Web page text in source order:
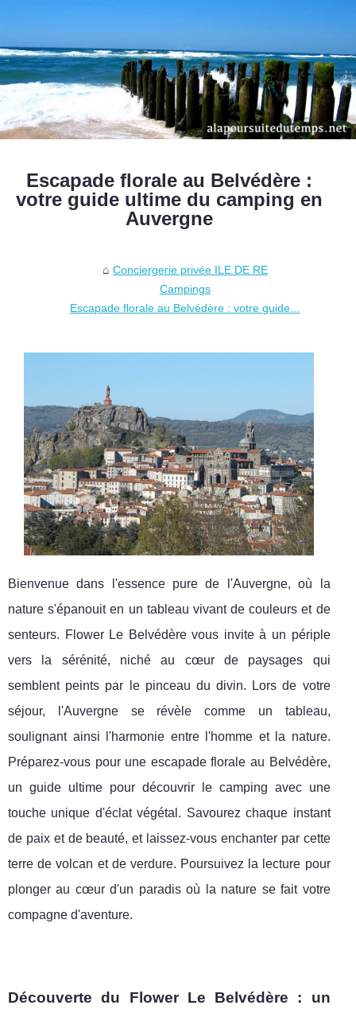
Escapade florale au Belvédère :
votre guide ultime du camping en
Auvergne
Conciergerie privée ILE DE RE
Campings
Escapade florale au Belvédère : votre guide...
Bienvenue dans l'essence pure de l'Auvergne, où la
nature s'épanouit en un tableau vivant de couleurs et de
senteurs. Flower Le Belvédère vous invite à un périple
vers la sérénité, niché au cœur de paysages qui
semblent peints par le pinceau du divin. Lors de votre
séjour, l'Auvergne se révèle comme un tableau,
soulignant ainsi l'harmonie entre l'homme et la nature.
Préparez-vous pour une escapade florale au Belvédère,
un guide ultime pour découvrir le camping avec une
touche unique d'éclat végétal. Savourez chaque instant
de paix et de beauté, et laissez-vous enchanter par cette
terre de volcan et de verdure. Poursuivez la lecture pour
plonger au cœur d'un paradis où la nature se fait votre
compagne d'aventure.
Découverte du Flower Le Belvédère : un